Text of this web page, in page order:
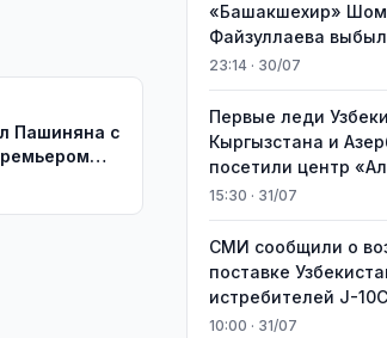
Пашиняна с
«Башакшехир»
Файзуллаева
23:14 · 30/07
Первые леди
Кыргызстана и
посетили центр
15:30 · 31/07
СМИ сообщили о
поставке
истребителей J-
10:00 · 31/07